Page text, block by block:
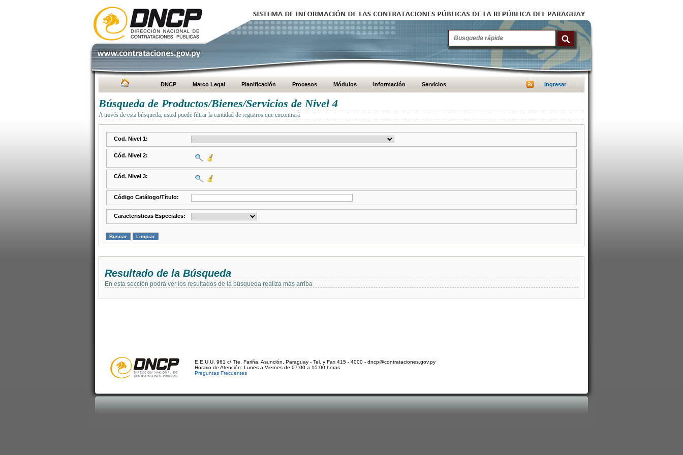
DNCP Marco Legal Planificación Procesos Módulos Información Servicios Ingresar
Búsqueda de Productos/Bienes/Servicios de Nivel 4
A través de esta búsqueda, usted puede filtrar la cantidad de registros que encontrará
Cod. Nivel 1:
Cód. Nivel 2:
Cód. Nivel 3:
Código Catálogo/Título:
Caracteristicas Especiales:
Resultado de la Búsqueda
En esta sección podrá ver los resultados de la búsqueda realiza más arriba
E.E.U.U. 961 c/ Tte. Fariña. Asunción, Paraguay - Tel. y Fax 415 - 4000 - dncp@contrataciones.gov.py
Horario de Atención: Lunes a Viernes de 07:00 a 15:00 horas
Preguntas Frecuentes